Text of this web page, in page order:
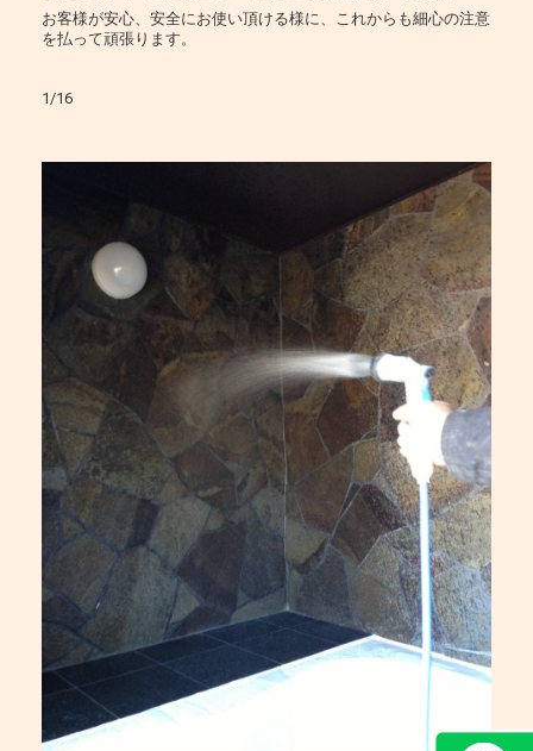
お客様が安心、安全にお使い頂ける様に、これからも細心の注意
を払って頑張ります。
1/16